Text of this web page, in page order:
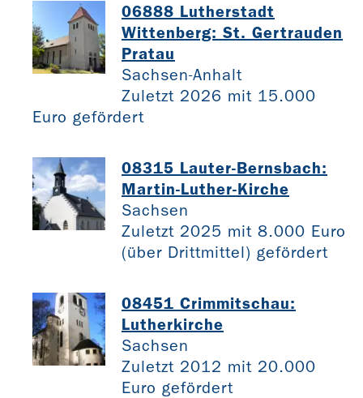
06888 Lutherstadt
Wittenberg: St. Gertrauden
Pratau
Sachsen-Anhalt
Zuletzt 2026 mit 15.000
Euro gefördert
08315 Lauter-Bernsbach:
Martin-Luther-Kirche
Sachsen
Zuletzt 2025 mit 8.000 Euro
(über Drittmittel) gefördert
08451 Crimmitschau:
Lutherkirche
Sachsen
Zuletzt 2012 mit 20.000
Euro gefördert